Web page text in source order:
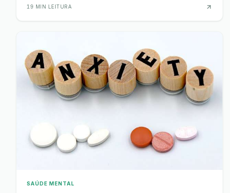
19 MIN LEITURA
SAÚDE MENTAL